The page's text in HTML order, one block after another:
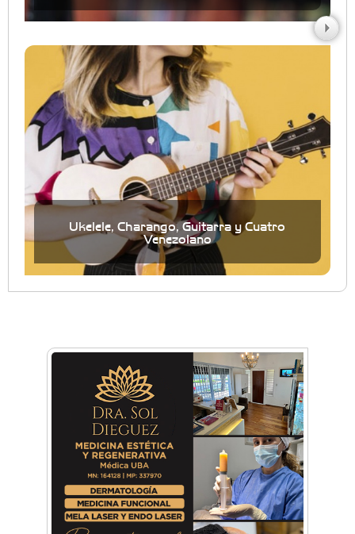
Ukelele, Charango, Guitarra y Cuatro
Venezolano